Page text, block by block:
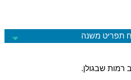
תפריט משנה